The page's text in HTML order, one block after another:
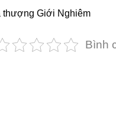
thượnɡ Giới Nɡhiêm
Bình